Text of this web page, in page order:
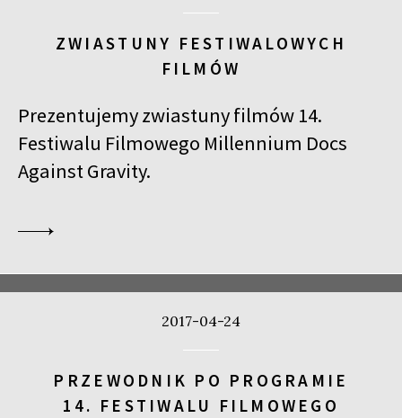
ZWIASTUNY FESTIWALOWYCH
FILMÓW
Prezentujemy zwiastuny filmów 14.
Festiwalu Filmowego Millennium Docs
Against Gravity.
2017-04-24
PRZEWODNIK PO PROGRAMIE
14. FESTIWALU FILMOWEGO